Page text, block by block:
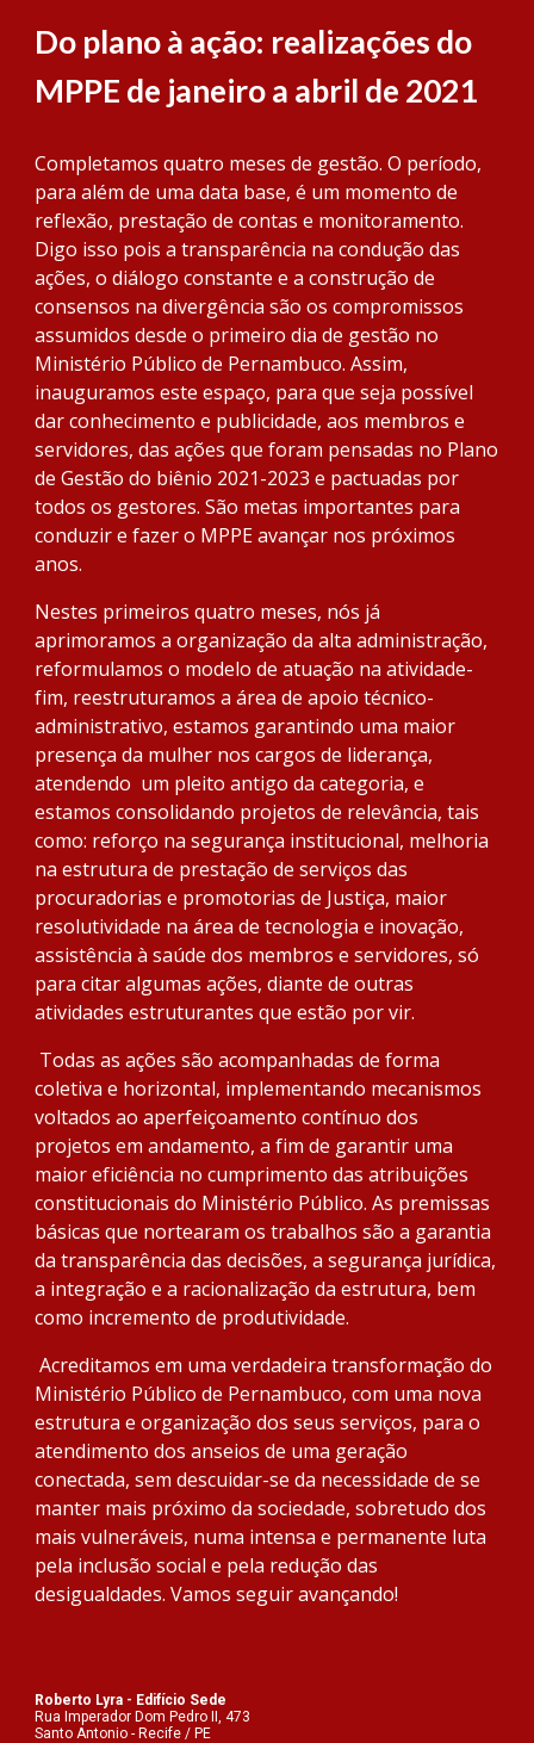
Do plano à ação: realizações do
MPPE de janeiro a abril de 2021
Completamos quatro meses de gestão. O período,
para além de uma data base, é um momento de
reflexão, prestação de contas e monitoramento.
Digo isso pois a transparência na condução das
ações, o diálogo constante e a construção de
consensos na divergência são os compromissos
assumidos desde o primeiro dia de gestão no
Ministério Público de Pernambuco. Assim,
inauguramos este espaço, para que seja possível
dar conhecimento e publicidade, aos membros e
servidores, das ações que foram pensadas no Plano
de Gestão do biênio 2021-2023 e pactuadas por
todos os gestores. São metas importantes para
conduzir e fazer o MPPE avançar nos próximos
anos.
Nestes primeiros quatro meses, nós já
aprimoramos a organização da alta administração,
reformulamos o modelo de atuação na atividade-
fim, reestruturamos a área de apoio técnico-
administrativo, estamos garantindo uma maior
presença da mulher nos cargos de liderança,
atendendo  um pleito antigo da categoria, e
estamos consolidando projetos de relevância, tais
como: reforço na segurança institucional, melhoria
na estrutura de prestação de serviços das
procuradorias e promotorias de Justiça, maior
resolutividade na área de tecnologia e inovação,
assistência à saúde dos membros e servidores, só
para citar algumas ações, diante de outras
atividades estruturantes que estão por vir.
Todas as ações são acompanhadas de forma
coletiva e horizontal, implementando mecanismos
voltados ao aperfeiçoamento contínuo dos
projetos em andamento, a fim de garantir uma
maior eficiência no cumprimento das atribuições
constitucionais do Ministério Público. As premissas
básicas que nortearam os trabalhos são a garantia
da transparência das decisões, a segurança jurídica,
a integração e a racionalização da estrutura, bem
como incremento de produtividade.
Acreditamos em uma verdadeira transformação do
Ministério Público de Pernambuco, com uma nova
estrutura e organização dos seus serviços, para o
atendimento dos anseios de uma geração
conectada, sem descuidar-se da necessidade de se
manter mais próximo da sociedade, sobretudo dos
mais vulneráveis, numa intensa e permanente luta
pela inclusão social e pela redução das
desigualdades. Vamos seguir avançando!
Roberto Lyra - Edifício Sede
Rua Imperador Dom Pedro II, 473
Santo Antonio - Recife / PE